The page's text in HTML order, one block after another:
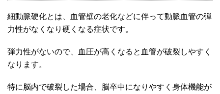
細動脈硬化とは、血管壁の老化などに伴って動脈血管の弾
力性がなくなり硬くなる症状です。
弾力性がないので、血圧が高くなると血管が破裂しやすく
なります。
特に脳内で破裂した場合、脳卒中になりやすく身体機能が